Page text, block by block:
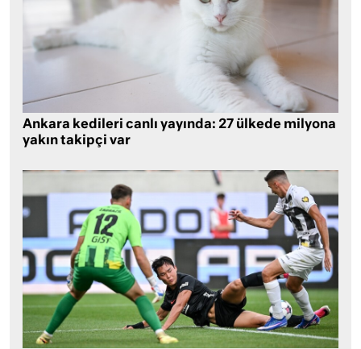
Ankara kedileri canlı yayında: 27 ülkede milyona
yakın takipçi var